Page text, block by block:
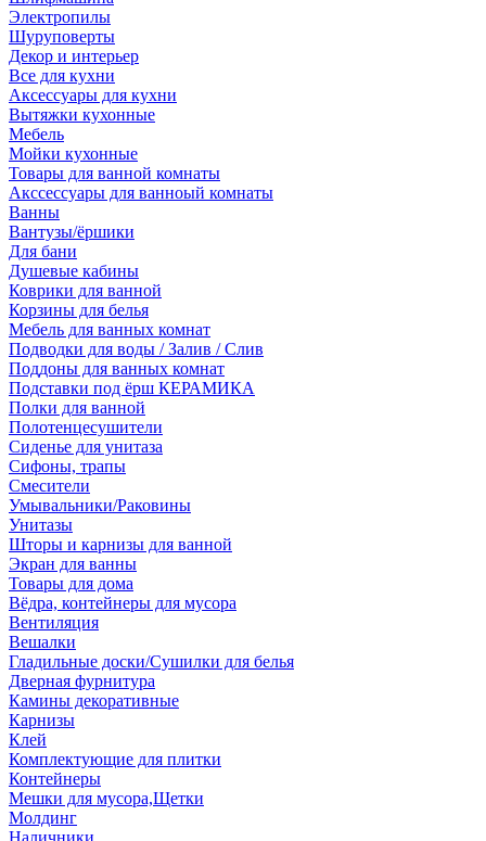
Электропилы
Шуруповерты
Декор и интерьер
Все для кухни
Аксессуары для кухни
Вытяжки кухонные
Мебель
Мойки кухонные
Товары для ванной комнаты
Акссессуары для ванноый комнаты
Ванны
Вантузы/ёршики
Для бани
Душевые кабины
Коврики для ванной
Корзины для белья
Мебель для ванных комнат
Подводки для воды / Залив / Слив
Поддоны для ванных комнат
Подставки под ёрш КЕРАМИКА
Полки для ванной
Полотенцесушители
Сиденье для унитаза
Сифоны, трапы
Смесители
Умывальники/Раковины
Унитазы
Шторы и карнизы для ванной
Экран для ванны
Товары для дома
Вёдра, контейнеры для мусора
Вентиляция
Вешалки
Гладильные доски/Сушилки для белья
Дверная фурнитура
Камины декоративные
Карнизы
Клей
Комплектующие для плитки
Контейнеры
Мешки для мусора,Щетки
Молдинг
Наличники